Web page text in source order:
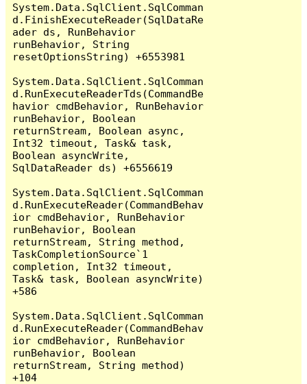
System.Data.SqlClient.SqlComman
d.FinishExecuteReader(SqlDataRe
ader ds, RunBehavior
runBehavior, String
resetOptionsString) +6553981
System.Data.SqlClient.SqlComman
d.RunExecuteReaderTds(CommandBe
havior cmdBehavior, RunBehavior
runBehavior, Boolean
returnStream, Boolean async,
Int32 timeout, Task& task,
Boolean asyncWrite,
SqlDataReader ds) +6556619
System.Data.SqlClient.SqlComman
d.RunExecuteReader(CommandBehav
ior cmdBehavior, RunBehavior
runBehavior, Boolean
returnStream, String method,
TaskCompletionSource`1
completion, Int32 timeout,
Task& task, Boolean asyncWrite)
+586
System.Data.SqlClient.SqlComman
d.RunExecuteReader(CommandBehav
ior cmdBehavior, RunBehavior
runBehavior, Boolean
returnStream, String method)
+104